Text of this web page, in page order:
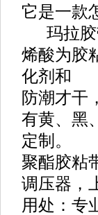
它是一款
玛拉胶
烯酸为胶
化剂和
防潮才干
有黄、黑
定制。
聚酯胶粘
调压器，
用处：专